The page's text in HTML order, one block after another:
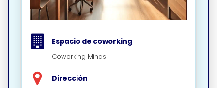
Espacio de coworking
Coworking Minds
Dirección